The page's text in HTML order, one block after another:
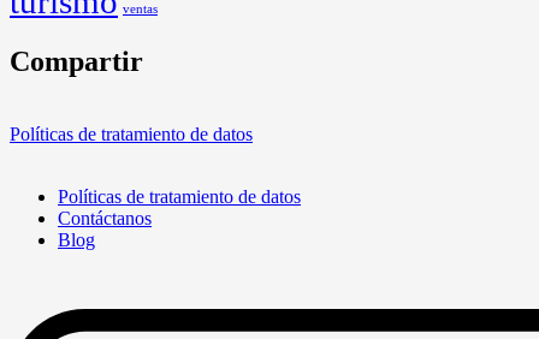
ventas
Compartir
Políticas de tratamiento de datos
Políticas de tratamiento de datos
Contáctanos
Blog